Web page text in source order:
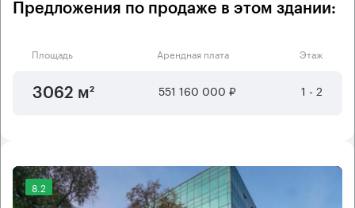
Предложения по продаже в этом здании:
Площадь Арендная плата Этаж
3062 м² 551 160 000 ₽ 1 - 2
8.2